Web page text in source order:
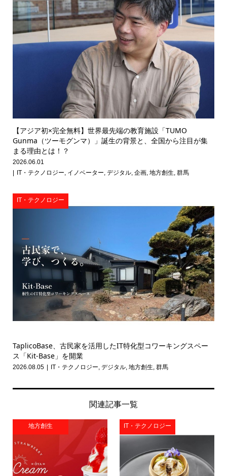
【アジア初×完全無料】世界最先端の教育施設「TUMO
Gunma（ツーモグンマ）」誕生の背景と、全国から注目が集
まる理由とは！？
2026.06.01
IT・テクノロジー, イノベーター, デジタル, 企画, 地方創生, 群馬
IT・テクノロジー
TaplicoBase、古民家を活用したIT特化型コワーキングスペー
ス「Kit-Base」を開業
2026.08.05 IT・テクノロジー, デジタル, 地方創生, 群馬
関連記事一覧
地方創生 IT・テクノロジー